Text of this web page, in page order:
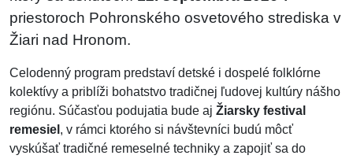
priestoroch Pohronského osvetového strediska v
Žiari nad Hronom.
Celodenný program predstaví detské i dospelé folklórne
kolektívy a priblíži bohatstvo tradičnej ľudovej kultúry nášho
regiónu. Súčasťou podujatia bude aj Žiarsky festival
remesiel , v rámci ktorého si návštevníci budú môcť
vyskúšať tradičné remeselné techniky a zapojiť sa do